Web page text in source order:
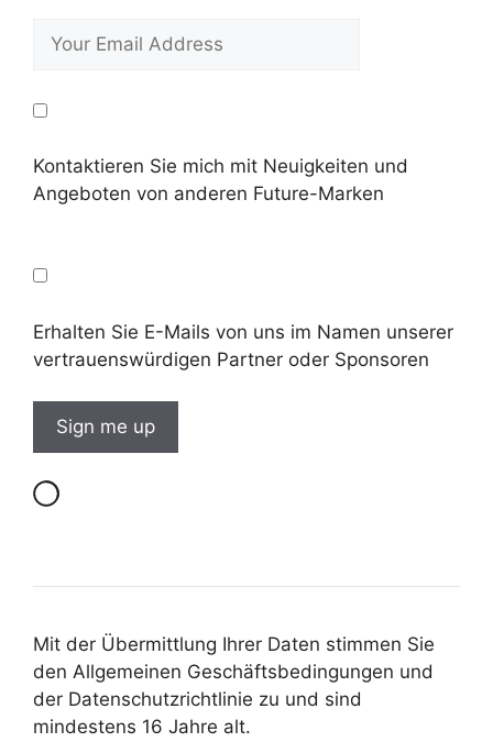
Kontaktieren Sie mich mit Neuigkeiten und
Angeboten von anderen Future-Marken
Erhalten Sie E-Mails von uns im Namen unserer
vertrauenswürdigen Partner oder Sponsoren
Mit der Übermittlung Ihrer Daten stimmen Sie
den Allgemeinen Geschäftsbedingungen und
der Datenschutzrichtlinie zu und sind
mindestens 16 Jahre alt.